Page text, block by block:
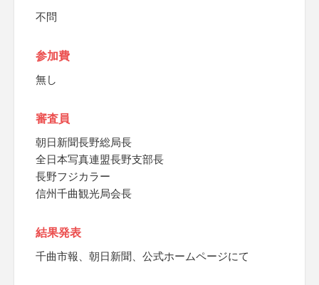
不問
参加費
無し
審査員
朝日新聞長野総局長
全日本写真連盟長野支部長
長野フジカラー
信州千曲観光局会長
結果発表
千曲市報、朝日新聞、公式ホームページにて